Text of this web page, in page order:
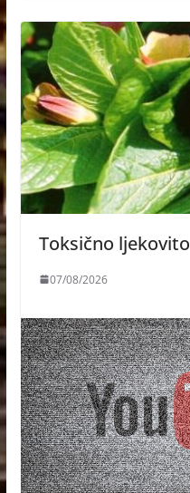
Toksično
07/08/2026